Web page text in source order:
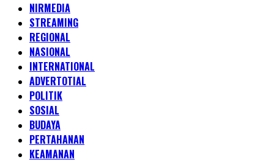
NIRMEDIA
STREAMING
REGIONAL
NASIONAL
INTERNATIONAL
ADVERTOTIAL
POLITIK
SOSIAL
BUDAYA
PERTAHANAN
KEAMANAN